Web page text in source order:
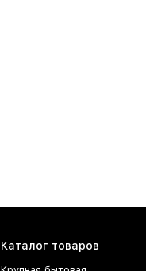
Каталог товаров